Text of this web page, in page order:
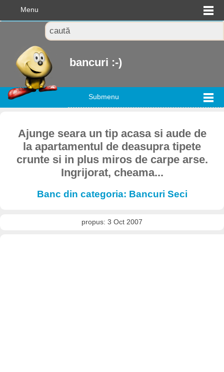
Menu
bancuri :-)
Submenu
Ajunge seara un tip acasa si aude de
la apartamentul de deasupra tipete
crunte si in plus miros de carpe arse.
Ingrijorat, cheama...
Banc din categoria: Bancuri Seci
propus: 3 Oct 2007